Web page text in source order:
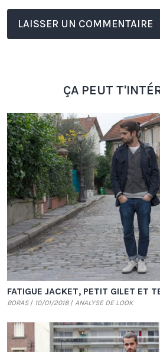
ÇA PEUT
FATIGUE JACKET, PETIT GILET ET
BORAS 10/01/2018 ANALYSE DE LOOK